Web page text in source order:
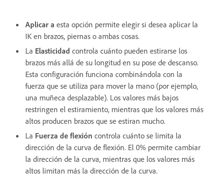
Aplicar a esta opción permite elegir si desea aplicar la
IK en brazos, piernas o ambas cosas.
La Elasticidad controla cuánto pueden estirarse los
brazos más allá de su longitud en su pose de descanso.
Esta configuración funciona combinándola con la
fuerza que se utiliza para mover la mano (por ejemplo,
una muñeca desplazable). Los valores más bajos
restringen el estiramiento, mientras que los valores más
altos producen brazos que se estiran mucho.
La Fuerza de flexión controla cuánto se limita la
dirección de la curva de flexión. El 0% permite cambiar
la dirección de la curva, mientras que los valores más
altos limitan más la dirección de la curva.